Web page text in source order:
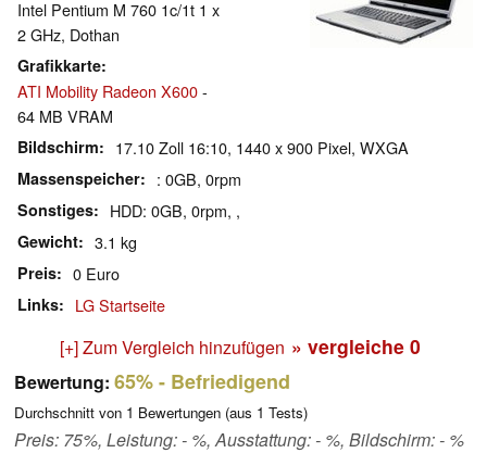
Intel Pentium M 760 1c/1t 1 x
2 GHz, Dothan
Grafikkarte
ATI Mobility Radeon X600-
64 MB VRAM
Bildschirm 17.10 Zoll 16:10, 1440 x 900 Pixel, WXGA
Massenspeicher : 0GB, 0rpm
Sonstiges HDD: 0GB, 0rpm, ,
Gewicht 3.1 kg
Preis 0 Euro
Links LG Startseite
[+] Zum Vergleich hinzufügen » vergleiche 0
Bewertung: 65%- Befriedigend
Durchschnitt von 1 Bewertungen (aus 1 Tests)
Preis: 75%, Leistung: - %, Ausstattung: - %, Bildschirm: - %